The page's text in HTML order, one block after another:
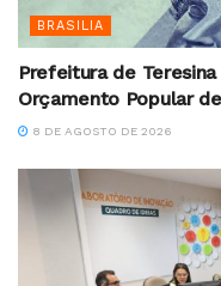
BRASILIA
Prefeitura de
Orçamento Popular
8 DE AGOSTO DE 2026